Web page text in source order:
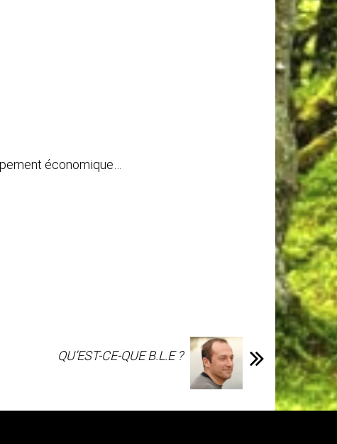
économique…
QU’EST-CE-QUE B.L.E ?